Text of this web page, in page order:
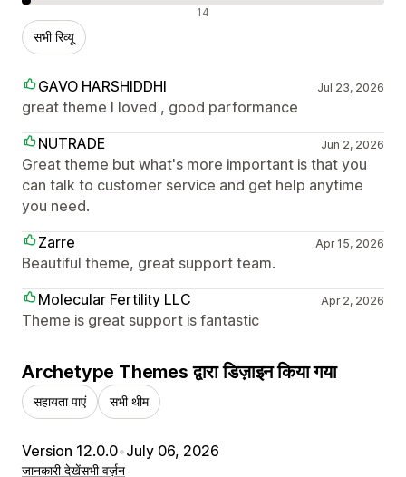
नकारात्मक रिव्यू 14
सभी रिव्यू
GAVO HARSHIDDHI Jul 23, 2026
great theme I loved , good parformance
NUTRADE
Jun 2, 2026
Great theme but what's more important is that you
can talk to customer service and get help anytime
you need.
Zarre
Apr 15, 2026
Beautiful theme, great support team.
Molecular Fertility LLC
Apr 2, 2026
Theme is great support is fantastic
Archetype Themes द्वारा डिज़ाइन किया गया
सहायता पाएं सभी थीम
Version 12.0.0•July 06, 2026
जानकारी देखेंसभी वर्ज़न